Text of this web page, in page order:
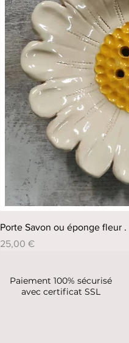
Porte Savon ou éponge fleur .
Prix
25,00 €
Paiement 100% sécurisé
avec certificat SSL